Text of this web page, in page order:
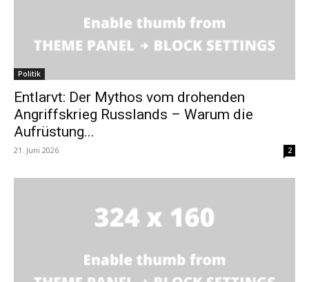
Politik
Entlarvt: Der Mythos vom drohenden
Angriffskrieg Russlands – Warum die
Aufrüstung...
21. Juni 2026 2